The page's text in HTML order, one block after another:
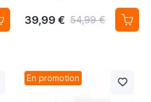
39,99 € 54,99 €
En promotion